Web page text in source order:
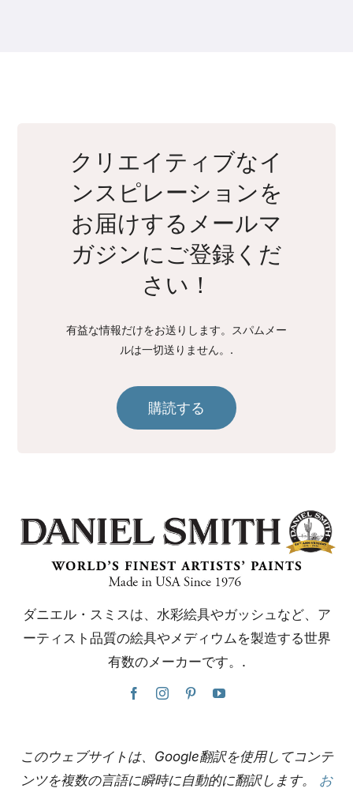
クリエイティブなイ
ンスピレーションを
お届けするメールマ
ガジンにご登録くだ
さい！
有益な情報だけをお送りします。スパムメー
ルは一切送りません。.
購読する
ダニエル・スミスは、水彩絵具やガッシュなど、ア
ーティスト品質の絵具やメディウムを製造する世界
有数のメーカーです。.
このウェブサイトは、Google翻訳を使用してコンテ
ンツを複数の言語に瞬時に自動的に翻訳します。 お